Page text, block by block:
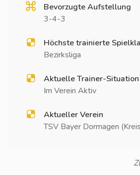
Bevorzugte Aufstellung
3-4-3
Höchste trainierte
Bezirksliga
Aktuelle Trainer-Situation
Im Verein Aktiv
Aktueller Verein
TSV Bayer Dormagen